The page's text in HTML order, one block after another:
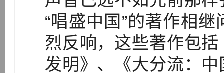
“唱盛中国”的著作相
烈反响，这些著作包
发明》、《大分流：